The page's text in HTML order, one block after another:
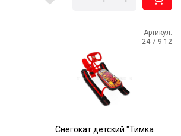
Артикул:
24-7-9-12
Снегокат детский "Тимка